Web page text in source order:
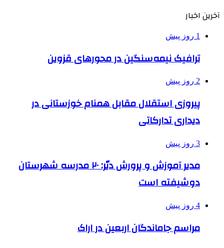
آخرین اخبار
1 روز پیش
ترافیک نیمه‌سنگین در محورهای قزوین
2 روز پیش
پیروزی استقلال مقابل همنام خوزستانی در
دیداری تدارکاتی
3 روز پیش
مدیر آموزش و پرورش دیّر: ۲۰ مدرسه شهرستان
دوشیفته است
4 روز پیش
مراسم جاماندگان اربعین در اراک